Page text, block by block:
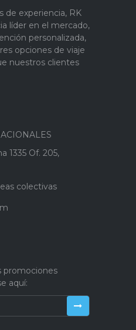
de experiencia, RK
líder en el mercado,
personalizada,
opciones de viaje
nuestros clientes
1335 Of. 205,
colectivas
promociones
aquí: